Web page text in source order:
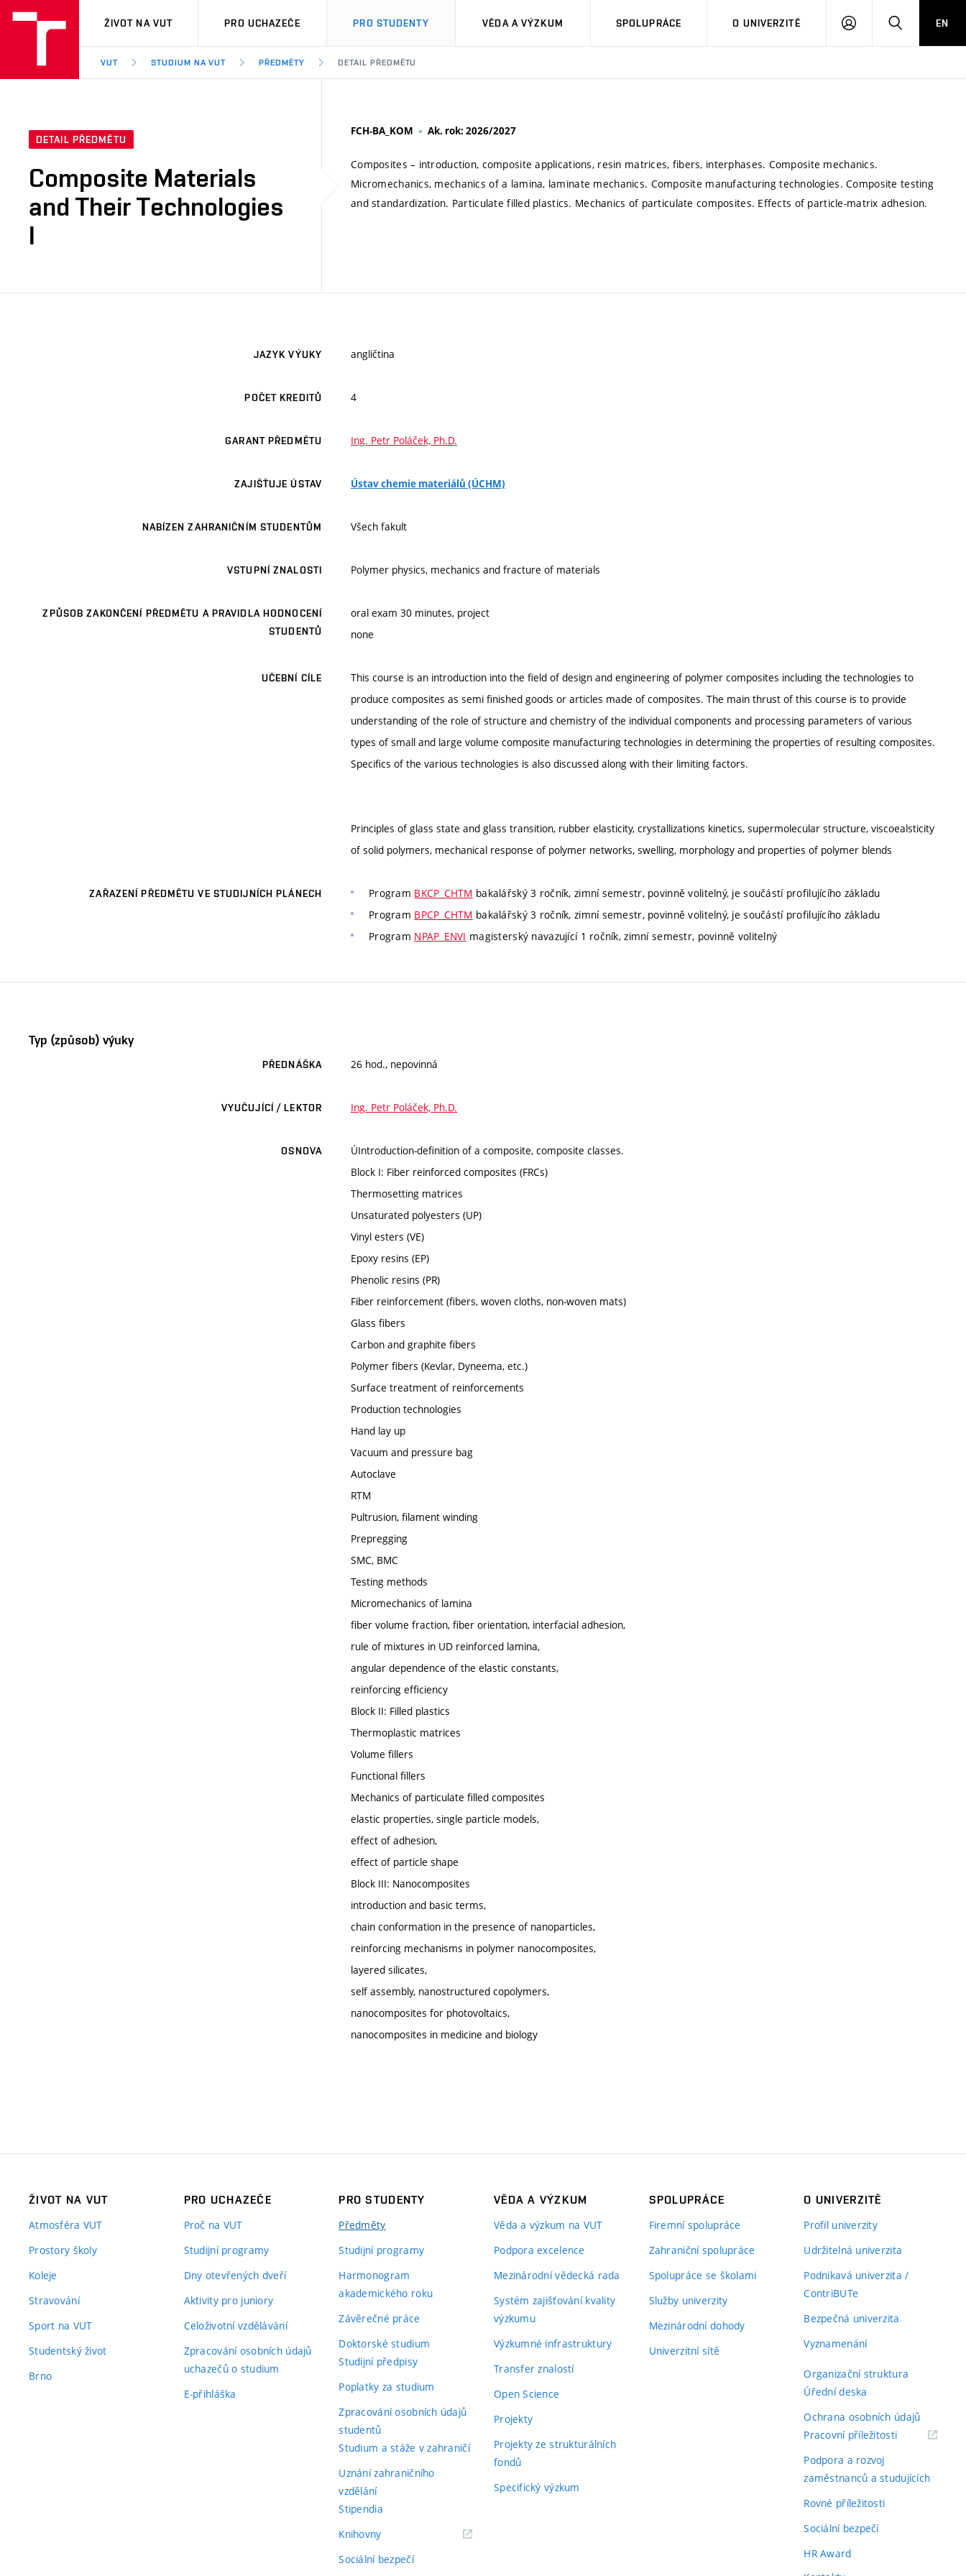
VUT
ŽIVOT NA VUT PRO UCHAZEČE PRO STUDENTY VĚDA A VÝZKUM SPOLUPRÁCE O UNIVERZITĚ
PŘIHLÁSIT HLEDATEN
VUT STUDIUM NA VUT PŘEDMĚTY DETAIL PŘEDMĚTU
DETAIL PŘEDMĚTU
Composite Materials
and Their Technologies
I
FCH-BA_KOM Ak. rok: 2026/2027
Composites – introduction, composite applications, resin matrices, fibers, interphases. Composite mechanics.
Micromechanics, mechanics of a lamina, laminate mechanics. Composite manufacturing technologies. Composite testing
and standardization. Particulate filled plastics. Mechanics of particulate composites. Effects of particle-matrix adhesion.
JAZYK VÝUKY angličtina
POČET KREDITŮ 4
GARANT PŘEDMĚTU Ing. Petr Poláček, Ph.D.
ZAJIŠŤUJE ÚSTAV Ústav chemie materiálů (ÚCHM)
NABÍZEN ZAHRANIČNÍM STUDENTŮM Všech fakult
VSTUPNÍ ZNALOSTI Polymer physics, mechanics and fracture of materials
ZPŮSOB ZAKONČENÍ PŘEDMĚTU A PRAVIDLA HODNOCENÍ
STUDENTŮ
oral exam 30 minutes, project
none
UČEBNÍ CÍLE
This course is an introduction into the field of design and engineering of polymer composites including the technologies to
produce composites as semi finished goods or articles made of composites. The main thrust of this course is to provide
understanding of the role of structure and chemistry of the individual components and processing parameters of various
types of small and large volume composite manufacturing technologies in determining the properties of resulting composites.
Specifics of the various technologies is also discussed along with their limiting factors.
Principles of glass state and glass transition, rubber elasticity, crystallizations kinetics, supermolecular structure, viscoealsticity
of solid polymers, mechanical response of polymer networks, swelling, morphology and properties of polymer blends
ZAŘAZENÍ PŘEDMĚTU VE STUDIJNÍCH PLÁNECH Program BKCP_CHTM bakalářský 3 ročník, zimní semestr, povinně volitelný, je součástí profilujícího základu
Program BPCP_CHTM bakalářský 3 ročník, zimní semestr, povinně volitelný, je součástí profilujícího základu
Program NPAP_ENVI magisterský navazující 1 ročník, zimní semestr, povinně volitelný
Typ (způsob) výuky
PŘEDNÁŠKA 26 hod., nepovinná
VYUČUJÍCÍ / LEKTOR Ing. Petr Poláček, Ph.D.
OSNOVA
ÚIntroduction-definition of a composite, composite classes.
Block I: Fiber reinforced composites (FRCs)
Thermosetting matrices
Unsaturated polyesters (UP)
Vinyl esters (VE)
Epoxy resins (EP)
Phenolic resins (PR)
Fiber reinforcement (fibers, woven cloths, non-woven mats)
Glass fibers
Carbon and graphite fibers
Polymer fibers (Kevlar, Dyneema, etc.)
Surface treatment of reinforcements
Production technologies
Hand lay up
Vacuum and pressure bag
Autoclave
RTM
Pultrusion, filament winding
Prepregging
SMC, BMC
Testing methods
Micromechanics of lamina
fiber volume fraction, fiber orientation, interfacial adhesion,
rule of mixtures in UD reinforced lamina,
angular dependence of the elastic constants,
reinforcing efficiency
Block II: Filled plastics
Thermoplastic matrices
Volume fillers
Functional fillers
Mechanics of particulate filled composites
elastic properties, single particle models,
effect of adhesion,
effect of particle shape
Block III: Nanocomposites
introduction and basic terms,
chain conformation in the presence of nanoparticles,
reinforcing mechanisms in polymer nanocomposites,
layered silicates,
self assembly, nanostructured copolymers,
nanocomposites for photovoltaics,
nanocomposites in medicine and biology
ŽIVOT NA VUT
Atmosféra VUT
Prostory školy
Koleje
Stravování
Sport na VUT
Studentský život
Brno
PRO UCHAZEČE
Proč na VUT
Studijní programy
Dny otevřených dveří
Aktivity pro juniory
Celoživotní vzdělávání
Zpracování osobních údajů
uchazečů o studium
E-přihláška
PRO STUDENTY
Předměty
Studijní programy
Harmonogram
akademického roku
Závěrečné práce
Doktorské studium
Studijní předpisy
Poplatky za studium
Zpracování osobních údajů
studentů
Studium a stáže v zahraničí
Uznání zahraničního
vzdělání
Stipendia
Knihovny(externí
Sociální bezpečí
VĚDA A VÝZKUM
Věda a výzkum na VUT
Podpora excelence
Mezinárodní vědecká rada
Systém zajišťování kvality
výzkumu
Výzkumné infrastruktury
Transfer znalostí
Open Science
Projekty
Projekty ze strukturálních
fondů
Specifický výzkum
SPOLUPRÁCE
Firemní spolupráce
Zahraniční spolupráce
Spolupráce se školami
Služby univerzity
Mezinárodní dohody
Univerzitní sítě
O UNIVERZITĚ
Profil univerzity
Udržitelná univerzita
Podnikavá univerzita /
ContriBUTe
Bezpečná univerzita
Vyznamenání
Organizační struktura
Úřední deska
Ochrana osobních údajů
Pracovní příležitosti(externí
Podpora a rozvoj
zaměstnanců a studujících
Rovné příležitosti
Sociální bezpečí
HR Award